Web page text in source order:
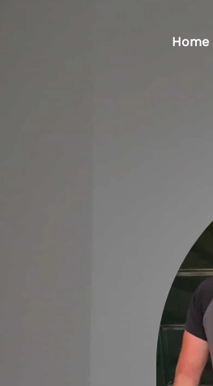
Home